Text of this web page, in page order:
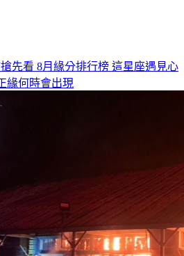
先看 8月緣分排行榜 這星座遇見心
緣何時會出現